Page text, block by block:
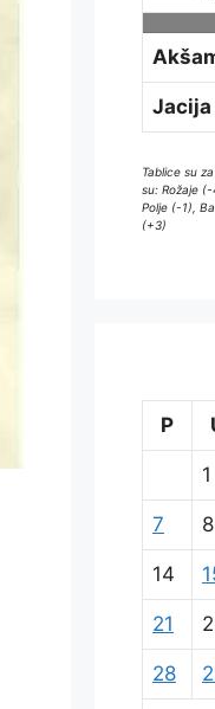
Jacija
Tablice su
su: Rožaje
Polje (-1),
(+3)
P
1
7 8
14
21
28